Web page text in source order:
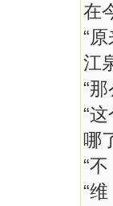
在
“
江
“
“
哪
“
“